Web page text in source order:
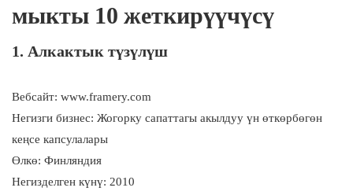
мыкты 10 жеткирүүчүсү
1. Алкактык түзүлүш
Вебсайт: www.framery.com
Негизги бизнес: Жогорку сапаттагы акылдуу үн өткөрбөгөн
кеңсе капсулалары
Өлкө: Финляндия
Негизделген күнү: 2010